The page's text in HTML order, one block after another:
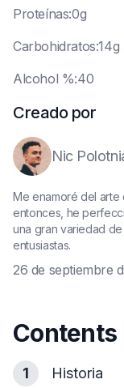
Proteínas:0g
Carbohidratos:14g
Alcohol %:40
Creado por
Nic
Me enamoré del arte
entonces, he
una gran variedad
entusiastas.
26 de septiembre
Contents
1 Historia